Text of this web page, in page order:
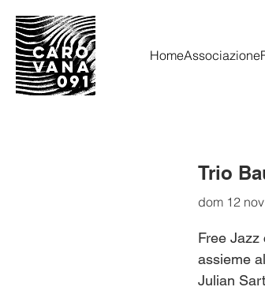
HomeAssociazione
Trio
dom 12 nov
Free Jazz
assieme
Julian